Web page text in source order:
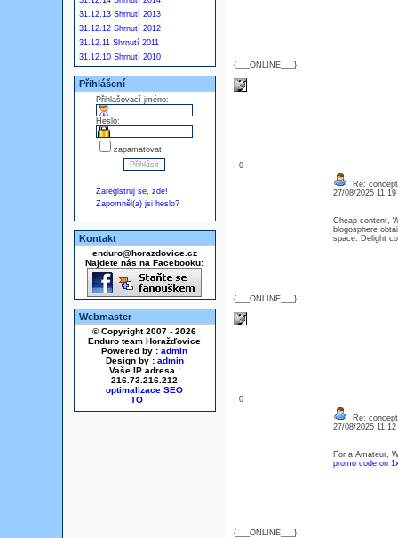
31.12.13 Shrnutí 2013
31.12.12 Shrnutí 2012
31.12.11 Shrnutí 2011
31.12.10 Shrnutí 2010
Přihlášení
Přihlašovací jméno:
Heslo:
zapamatovat
Zaregistruj se, zde!
Zapomněl(a) jsi heslo?
Kontakt
enduro@horazdovice.cz
Najdete nás na Facebooku:
Webmaster
© Copyright 2007 - 2026
Enduro team Horažďovice
Powered by : admin
Design by : admin
Vaše IP adresa :
216.73.216.212
optimalizace SEO
{___ONLINE___}
: 0
{___ONLINE___}
Re:
27/08/2025
Cheap content,
blogosphere
space. Delight
: 0
{___ONLINE___}
Re:
27/08/2025
For a Amateur,
promo code on